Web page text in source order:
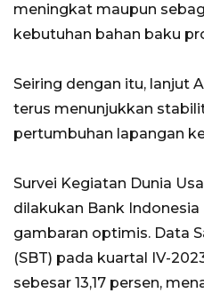
meningkat maupun
kebutuhan bahan baku
Seiring dengan itu, lanjut
terus menunjukkan
pertumbuhan lapangan
Survei Kegiatan Dunia
dilakukan Bank
gambaran optimis. Data
(SBT) pada kuartal IV-
sebesar 13,17 persen,